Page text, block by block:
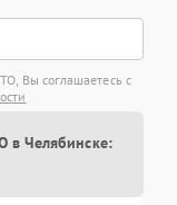
Вы соглашаетесь с
в Челябинске: